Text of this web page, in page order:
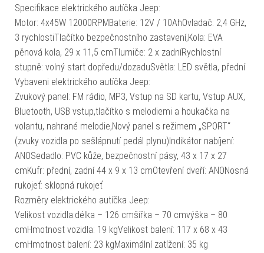
Specifikace elektrického autíčka Jeep:
Motor: 4x45W 12000RPMBaterie: 12V / 10AhOvladač: 2,4 GHz,
3 rychlostiTlačítko bezpečnostního zastavení,Kola: EVA
pěnová kola, 29 x 11,5 cmTlumiče: 2 x zadníRychlostní
stupně: volný start dopředu/dozaduSvětla: LED světla, přední
Vybaveni elektrického autíčka Jeep:
Zvukový panel: FM rádio, MP3, Vstup na SD kartu, Vstup AUX,
Bluetooth, USB vstup,tlačítko s melodiemi a houkačka na
volantu, nahrané melodie,Nový panel s režimem „SPORT“
(zvuky vozidla po sešlápnutí pedál plynu)Indikátor nabíjení:
ANOSedadlo: PVC kůže, bezpečnostní pásy, 43 x 17 x 27
cmKufr: přední, zadní 44 x 9 x 13 cmOtevření dveří: ANONosná
rukojeť: sklopná rukojeť
Rozměry elektrického autíčka Jeep:
Velikost vozidla:délka – 126 cmšířka – 70 cmvýška – 80
cmHmotnost vozidla: 19 kgVelikost balení: 117 x 68 x 43
cmHmotnost balení: 23 kgMaximální zatížení: 35 kg